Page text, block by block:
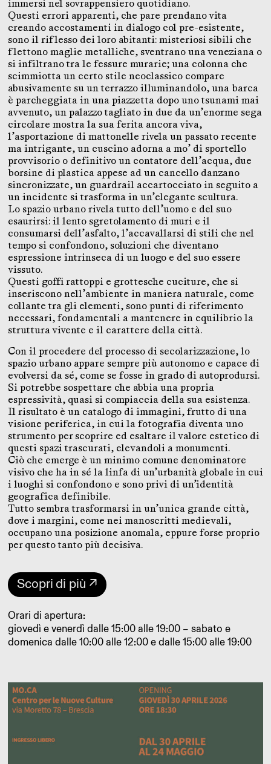
immersi nel sovrappensiero quotidiano.
Questi errori apparenti, che pare prendano vita
creando accostamenti in dialogo col pre-esistente,
sono il riflesso dei loro abitanti: misteriosi sibili che
flettono maglie metalliche, sventrano una veneziana o
si infiltrano tra le fessure murarie; una colonna che
scimmiotta un certo stile neoclassico compare
abusivamente su un terrazzo illuminandolo, una barca
è parcheggiata in una piazzetta dopo uno tsunami mai
avvenuto, un palazzo tagliato in due da un’enorme sega
circolare mostra la sua ferita ancora viva,
l’asportazione di mattonelle rivela un passato recente
ma intrigante, un cuscino adorna a mo’ di sportello
provvisorio o definitivo un contatore dell’acqua, due
borsine di plastica appese ad un cancello danzano
sincronizzate, un guardrail accartocciato in seguito a
un incidente si trasforma in un’elegante scultura.
Lo spazio urbano rivela tutto dell’uomo e del suo
esaurirsi: il lento sgretolamento di muri e il
consumarsi dell’asfalto, l’accavallarsi di stili che nel
tempo si confondono, soluzioni che diventano
espressione intrinseca di un luogo e del suo essere
vissuto.
Questi goffi rattoppi e grottesche cuciture, che si
inseriscono nell’ambiente in maniera naturale, come
collante tra gli elementi, sono punti di riferimento
necessari, fondamentali a mantenere in equilibrio la
struttura vivente e il carattere della città.
Con il procedere del processo di secolarizzazione, lo
spazio urbano appare sempre più autonomo e capace di
evolversi da sé, come se fosse in grado di autoprodursi.
Si potrebbe sospettare che abbia una propria
espressività, quasi si compiaccia della sua esistenza.
Il risultato è un catalogo di immagini, frutto di una
visione periferica, in cui la fotografia diventa uno
strumento per scoprire ed esaltare il valore estetico di
questi spazi trascurati, elevandoli a monumenti.
Ciò che emerge è un minimo comune denominatore
visivo che ha in sé la linfa di un’urbanità globale in cui
i luoghi si confondono e sono privi di un’identità
geografica definibile.
Tutto sembra trasformarsi in un’unica grande città,
dove i margini, come nei manoscritti medievali,
occupano una posizione anomala, eppure forse proprio
per questo tanto più decisiva.
Scopri di più ↗
Orari di apertura:
giovedì e venerdì dalle 15:00 alle 19:00 – sabato e
domenica dalle 10:00 alle 12:00 e dalle 15:00 alle 19:00